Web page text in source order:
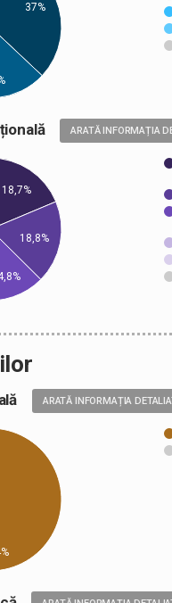
37%
ARATĂ INFORMAȚIA
18,7%
18,8%
ARATĂ INFORMAȚIA